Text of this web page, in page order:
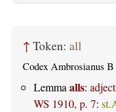
↑ Token: all
Codex Ambrosianus B
Lemma alls:
WS 1910, p. 7: